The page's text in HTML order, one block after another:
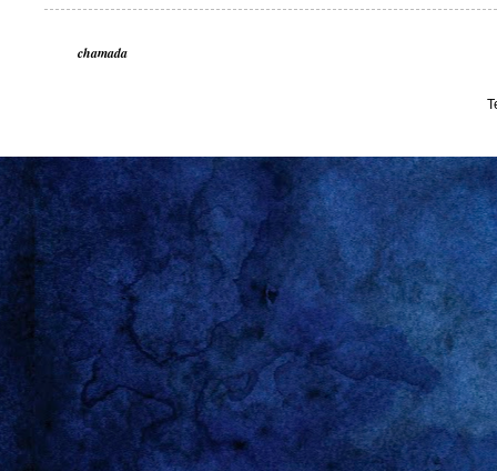
chamada